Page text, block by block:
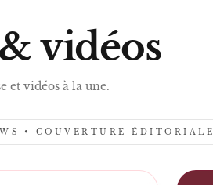
vidéos
et vidéos à la une.
• COUVERTURE ÉDITORIALE